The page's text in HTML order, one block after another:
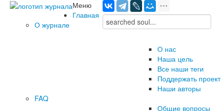
Меню
Главная
О журнале
О нас
Наша цель
Все наши теги
Поддержать проект
Наши авторы
FAQ
Общие вопросы